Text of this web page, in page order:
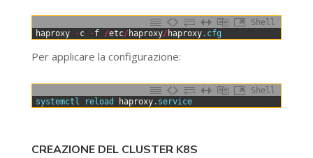
Shell
haproxy -c -f /etc/ haproxy/ haproxy.cfg
Per applicare la configurazione:
Shell
systemctl reload haproxy.service
CREAZIONE DEL CLUSTER K8S